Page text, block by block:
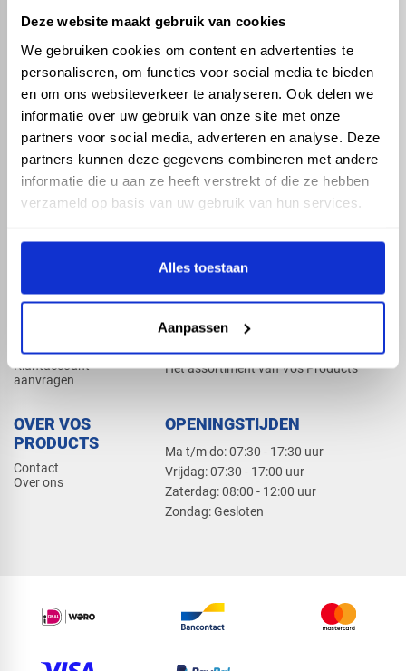
Deze website maakt gebruik van cookies
We gebruiken cookies om content en advertenties te
personaliseren, om functies voor social media te bieden
en om ons websiteverkeer te analyseren. Ook delen we
informatie over uw gebruik van onze site met onze
partners voor social media, adverteren en analyse. Deze
partners kunnen deze gegevens combineren met andere
informatie die u aan ze heeft verstrekt of die ze hebben
verzameld op basis van uw gebruik van hun services.
Alles toestaan
Aanpassen
ASSORTIMENT
Hemelwaterafvoer
Drukleiding
Beregening
Dak en gevel
KENNIS EN HULP
Klantenservice
Kennisbank
Klantaccount
aanvragen
PRODUCTCATALOGUS 2026
Het assortiment van Vos Products
OVER VOS
PRODUCTS
Contact
Over ons
OPENINGSTIJDEN
Ma t/m do: 07:30 - 17:30 uur
​Vrijdag: 07:30 - 17:00 uur
​Zaterdag: 08:00 - 12:00 uur
​Zondag: Gesloten
check_circleDé bouwmarkt van Altena
check_circle Direct uit grote voorraad geleverd met eigen transport
check_circleLevering in NL en BE